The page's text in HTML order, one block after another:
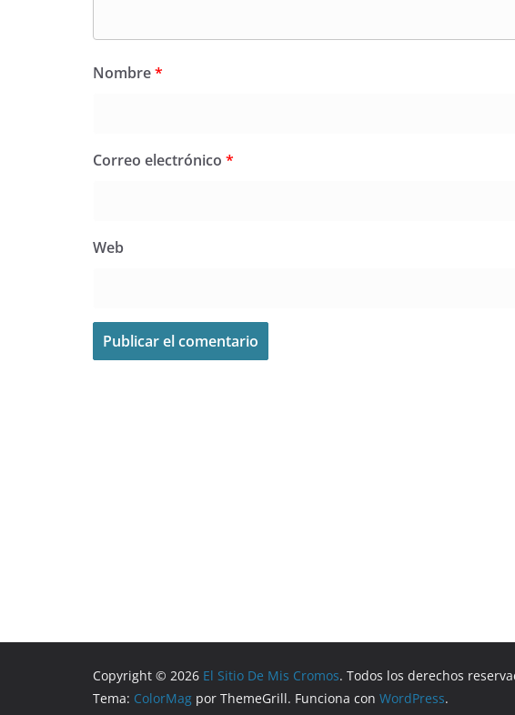
Nombre*
Correo electrónico *
Web
Copyright © 2026 El Sitio De Mis Cromos. Todos los derechos
Tema: ColorMag por ThemeGrill. Funciona con WordPress.